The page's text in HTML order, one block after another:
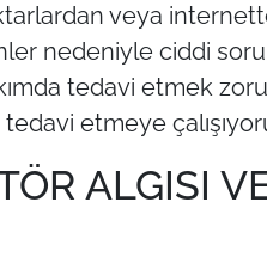
veya
nedeniyle ciddi
tedavi etmek
etmeye
ALGISI